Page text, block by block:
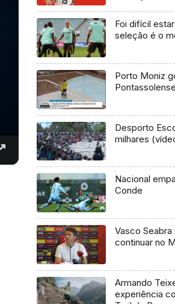
Foi difícil
seleção é o
Porto Moniz
Desporto
milhares
Nacional
Conde
Vasco
continuar no
Armando
experiência